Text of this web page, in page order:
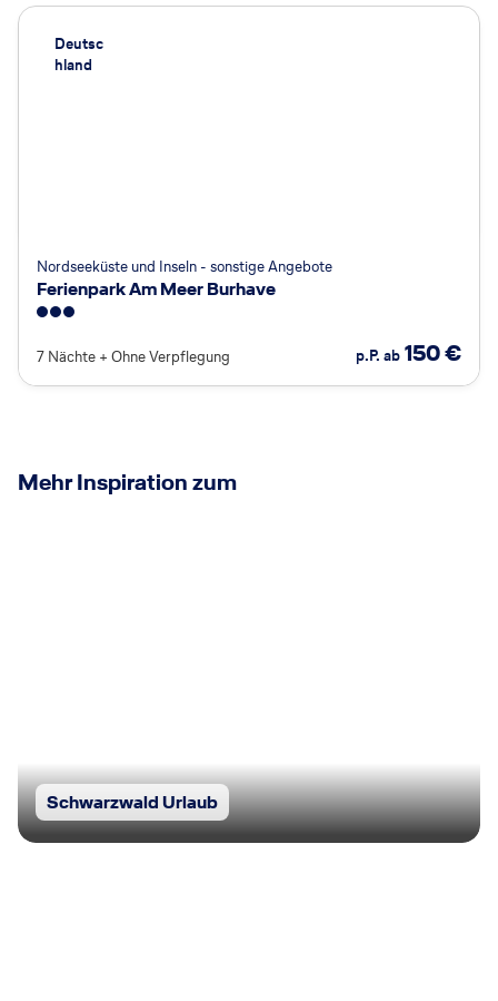
Deutsc
hland
Nordseeküste und Inseln - sonstige Angebote
Ferienpark Am Meer Burhave
7 Nächte + Ohne Verpflegung p.P. ab 150€
Mehr Inspiration zum
Schwarzwald Urlaub